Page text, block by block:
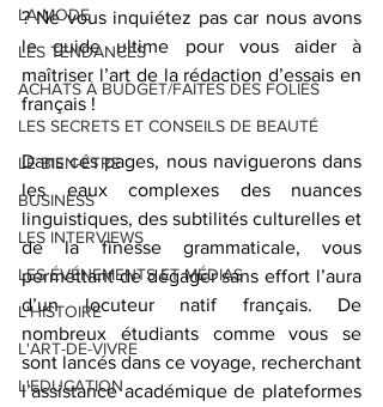
LA MODE
LES TENDANCES
ACHATS À BUDGET/FAITES DES FOLIES
LES SECRETS ET CONSEILS DE BEAUTÉ
LE BIEN-ÊTRE
BUSINESS
LES INTERVIEWS
LES ÉVÉNEMENTS ET MÉDIAS
L'HISTOIRE
L'ART-DE-VIVRE
L'EDUCATION
? Ne vous inquiétez pas car nous avons
le guide ultime pour vous aider à
maîtriser l’art de la rédaction d’essais en
français !
Dans ces pages, nous naviguerons dans
les eaux complexes des nuances
linguistiques, des subtilités culturelles et
de la finesse grammaticale, vous
permettant de dégager sans effort l’aura
d’un locuteur natif français. De
nombreux étudiants comme vous se
sont lancés dans ce voyage, recherchant
l’assistance académique de plateformes